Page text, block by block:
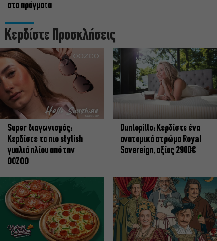
στα πράγματα
Κερδίστε Προσκλήσεις
Super διαγωνισμός:
Κερδίστε τα πιο stylish
γυαλιά ηλίου από την
OOZOO
Dunlopillo: Κερδίστε ένα
ανατομικό στρώμα Royal
Sovereign, αξίας 2900€